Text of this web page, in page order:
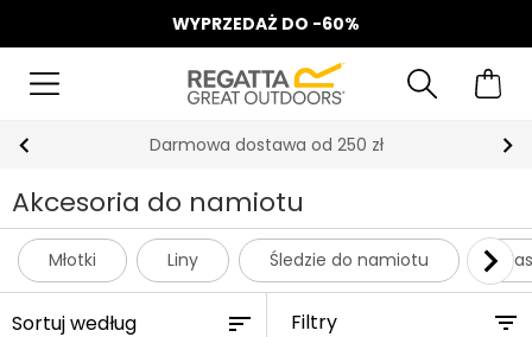
WYPRZEDAŻ DO -60%
Darmowa dostawa od 250 zł
Akcesoria do namiotu
Młotki Liny Śledzie do namiotu
Filtry